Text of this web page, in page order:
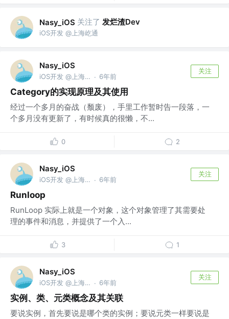
Nasy_iOS 关注了 发烂渣Dev
iOS开发 @上海屹通
Nasy_iOS
iOS开发 @上海屹通 · 6年前
关注
Category的实现原理及其使用
经过一个多月的奋战（颓废），手里工作暂时告一段落，一
个多月没有更新了，有时候真的很懒，不...
0 2
Nasy_iOS
iOS开发 @上海屹通 · 6年前
关注
Runloop
RunLoop 实际上就是一个对象，这个对象管理了其需要处
理的事件和消息，并提供了一个入...
3 1
Nasy_iOS
iOS开发 @上海屹通 · 6年前
关注
实例、类、元类概念及其关联
要说实例，首先要说是哪个类的实例；要说元类一样要说是